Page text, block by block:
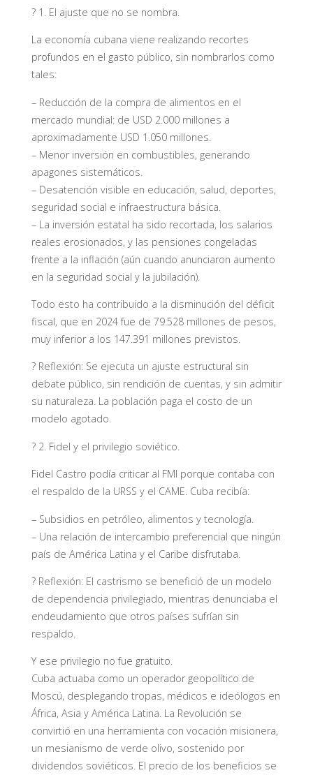
? 1. El ajuste que no se nombra.
La economía cubana viene realizando recortes
profundos en el gasto público, sin nombrarlos como
tales:
– Reducción de la compra de alimentos en el
mercado mundial: de USD 2.000 millones a
aproximadamente USD 1.050 millones.
– Menor inversión en combustibles, generando
apagones sistemáticos.
– Desatención visible en educación, salud, deportes,
seguridad social e infraestructura básica.
– La inversión estatal ha sido recortada, los salarios
reales erosionados, y las pensiones congeladas
frente a la inflación (aún cuando anunciaron aumento
en la seguridad social y la jubilación).
Todo esto ha contribuido a la disminución del déficit
fiscal, que en 2024 fue de 79.528 millones de pesos,
muy inferior a los 147.391 millones previstos.
? Reflexión: Se ejecuta un ajuste estructural sin
debate público, sin rendición de cuentas, y sin admitir
su naturaleza. La población paga el costo de un
modelo agotado.
? 2. Fidel y el privilegio soviético.
Fidel Castro podía criticar al FMI porque contaba con
el respaldo de la URSS y el CAME. Cuba recibía:
– Subsidios en petróleo, alimentos y tecnología.
– Una relación de intercambio preferencial que ningún
país de América Latina y el Caribe disfrutaba.
? Reflexión: El castrismo se benefició de un modelo
de dependencia privilegiado, mientras denunciaba el
endeudamiento que otros países sufrían sin
respaldo.
Y ese privilegio no fue gratuito.
Cuba actuaba como un operador geopolítico de
Moscú, desplegando tropas, médicos e ideólogos en
África, Asia y América Latina. La Revolución se
convirtió en una herramienta con vocación misionera,
un mesianismo de verde olivo, sostenido por
dividendos soviéticos. El precio de los beneficios se